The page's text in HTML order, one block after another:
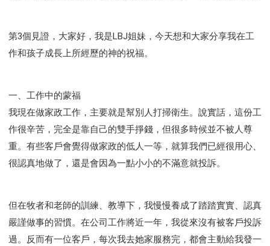
第3個見證，大家好，我是LBJ姐妹，今天想和大家分享我在工
作和孩子成長上所經歷的神的祝福。
一、工作中的蒙福
我現在做家政工作，主要就是幫別人打掃衛生。說實話，這份工
作很辛苦，完全是靠自己的雙手掙錢，但很多時候並不被人尊
重。有些客戶會覺得做家政的低人一等，就算我們已經很用心、
很認真地做了，還是會因為一點小小的不滿意就投訴。
但在牧者和老師的訓練、教導下，我慢慢養成了踏踏實實、認真
嚴謹做事的習慣。在公司工作將近一年，我從來沒有被客戶投訴
過。反而有一位客戶，每次我去她家服務完，都會主動給我發一